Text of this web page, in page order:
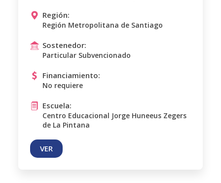
Región:
Región Metropolitana de Santiago
Sostenedor:
Particular Subvencionado
Financiamiento:
No requiere
Escuela:
Centro Educacional Jorge Huneeus Zegers
de La Pintana
VER